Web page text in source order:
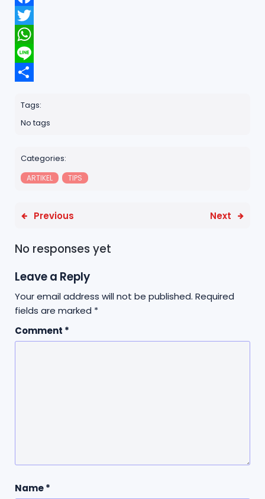
F
a
c
e
b
o
T
w
t
t
W
h
a
p
L
i
Tags:
No tags
Categories:
ARTIKEL TIPS
Previous Next
No responses yet
Leave a Reply
Your email address will not be published. Required
fields are marked *
Comment *
Name*